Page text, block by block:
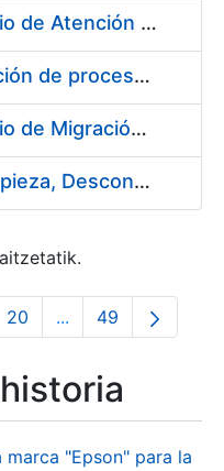
Contratación del Servicio de Atención al Público en la Tienda del Museo Casa de la Moneda, de la Fábrica Nacional de Moneda y Timbre-Real Casa de la Moneda
Servicio de automatización de procesos, de la Fábrica Nacional de Moneda y Timbre-Real Casa de la Moneda
Contratación del Servicio de Migración del Sistema ACSFE a Opentext
Servicio de Lavado, Limpieza, Descontaminación y Desinfección de la Ropa de Trabajo del Personal de la FNMT-RCM
Use TAB to navigate.
Orrialdea
20 ...Intermediate
Orrialdea
49
"Epson" para la